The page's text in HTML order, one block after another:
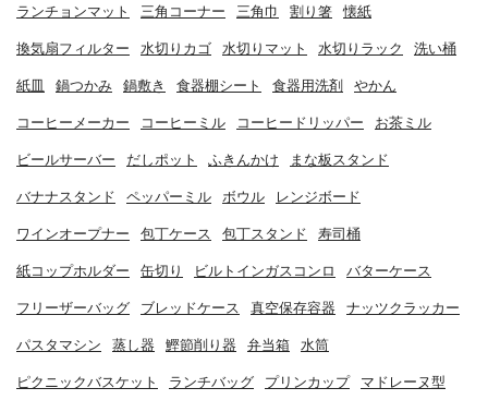
ランチョンマット 三角コーナー 三角巾 割り箸 懐紙
換気扇フィルター 水切りカゴ 水切りマット 水切りラック 洗い桶
紙皿 鍋つかみ 鍋敷き 食器棚シート 食器用洗剤 やかん
コーヒーメーカー コーヒーミル コーヒードリッパー お茶ミル
ビールサーバー だしポット ふきんかけ まな板スタンド
バナナスタンド ペッパーミル ボウル レンジボード
ワインオープナー 包丁ケース 包丁スタンド 寿司桶
紙コップホルダー 缶切り ビルトインガスコンロ バターケース
フリーザーバッグ ブレッドケース 真空保存容器 ナッツクラッカー
パスタマシン 蒸し器 鰹節削り器 弁当箱 水筒
ピクニックバスケット ランチバッグ プリンカップ マドレーヌ型